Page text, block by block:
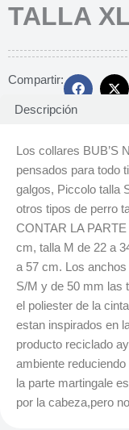
TALLA
Compartir:
Descripción
Los collares
pensados para todo
galgos, Piccolo talla
otros tipos de perro
CONTAR LA
cm, talla M de 22 a
a 57 cm. Los
S/M y de 50 mm las
el poliester de la
estan inspirados en
producto reciclado
ambiente
la parte martingale
por la cabeza,pero